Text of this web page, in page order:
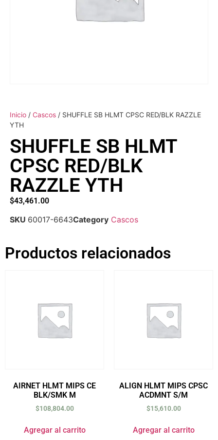
Inicio / Cascos / SHUFFLE SB HLMT CPSC RED/BLK RAZZLE
YTH
SHUFFLE SB HLMT
CPSC RED/BLK
RAZZLE YTH
$43,461.00
SKU 60017-6643Category Cascos
Productos relacionados
AIRNET HLMT MIPS CE
BLK/SMK M
$108,804.00
Agregar al carrito
ALIGN HLMT MIPS CPSC
ACDMNT S/M
$15,610.00
Agregar al carrito